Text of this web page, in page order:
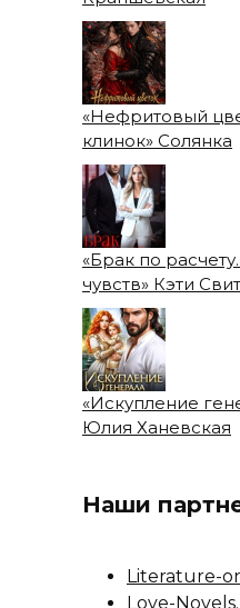
«Нефритовый
клинок» Солянка
«Брак по
чувств» Кэти Свит
«Искупление
Юлия Ханевская
Наши
Literature-
Love-